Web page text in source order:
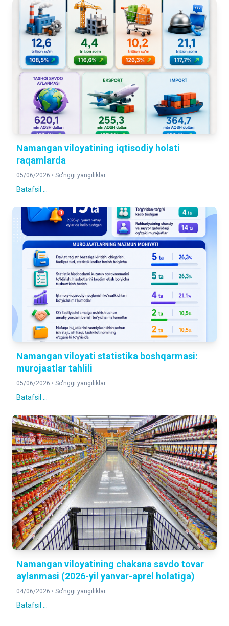
Namangan viloyatining iqtisodiy holati
raqamlarda
05/06/2026 • So'nggi yangiliklar
Batafsil ...
Namangan viloyati statistika boshqarmasi:
murojaatlar tahlili
05/06/2026 • So'nggi yangiliklar
Batafsil ...
Namangan viloyatining chakana savdo tovar
aylanmasi (2026-yil yanvar-aprel holatiga)
04/06/2026 • So'nggi yangiliklar
Batafsil ...